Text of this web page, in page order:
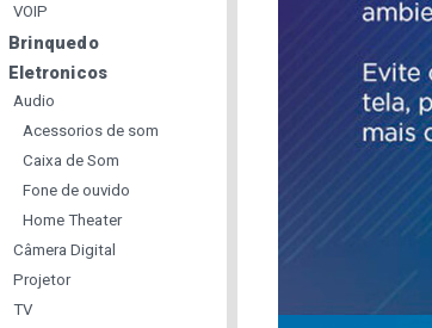
VOIP
Brinquedo
Eletronicos
Audio
Acessorios de som
Caixa de Som
Fone de ouvido
Home Theater
Câmera Digital
Projetor
TV